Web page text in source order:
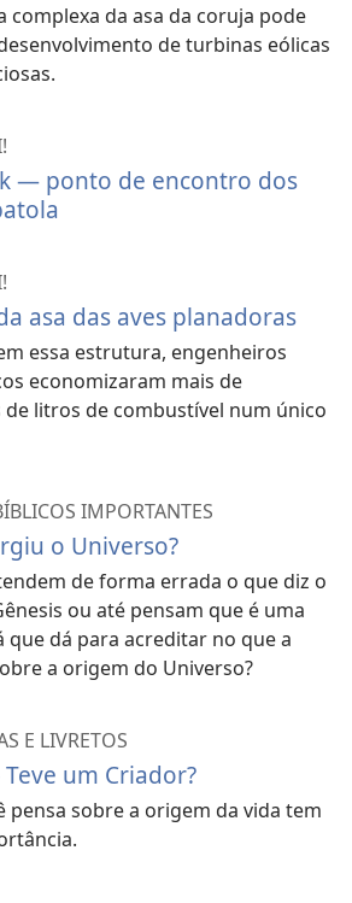
complexa da asa da coruja pode
de turbinas eólicas
— ponto de encontro dos
asa das aves planadoras
essa estrutura, engenheiros
economizaram mais de
de litros de combustível num único
IMPORTANTES
o Universo?
de forma errada o que diz o
ou até pensam que é uma
que dá para acreditar no que a
a origem do Universo?
E LIVRETOS
um Criador?
pensa sobre a origem da vida tem